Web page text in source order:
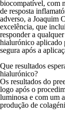
biocompatível, com
de resposta
adverso, a Joaquim
excelência, que
responder a
hialurónico aplicado
segura após a
Que resultados
hialurónico?
Os resultados do
logo após o
luminosa e com um
produção de